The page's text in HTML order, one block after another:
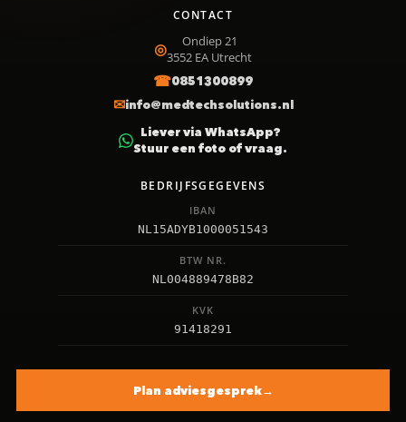
CONTACT
Ondiep 21
3552 EA Utrecht
0851300899
info@medtechsolutions.nl
Liever via WhatsApp?
Stuur een foto of vraag.
BEDRIJFSGEGEVENS
IBAN
NL15ADYB1000051543
BTW NR.
NL004889478B82
KVK
91418291
Plan adviesgesprek